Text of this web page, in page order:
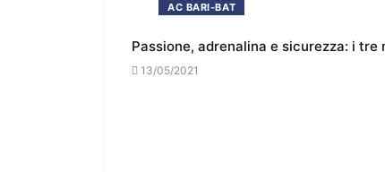
AC BARI-BAT
Passione, adrenalina e sicurezza: i
13/05/2021